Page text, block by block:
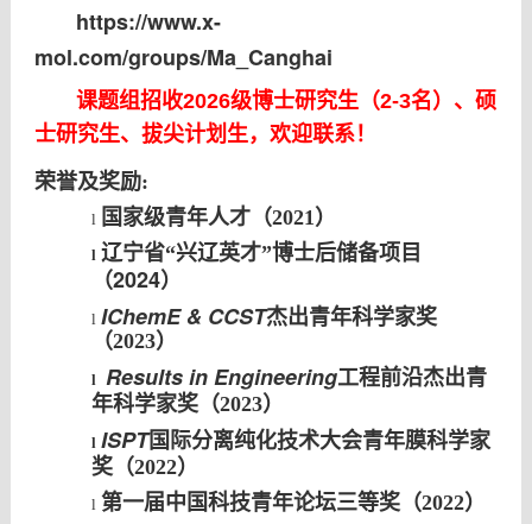
https://www.x-
mol.com/groups/Ma_Canghai
课题组招收2026级博士研究生（2-3名）、 硕
士研究生、拔尖计划生，欢迎联系！
荣誉及奖励:
l 国家级青年人才（2021）
l 辽宁省“兴辽英才”博士后储备项目
（2024）
l IChemE & CCST杰出青年科学家奖
（2023）
l Results in Engineering工程前沿杰出青
年科学家奖（2023）
l ISPT国际分离纯化技术大会青年膜科学家
奖（2022）
l 第一届中国科技青年论坛三等奖（2022）